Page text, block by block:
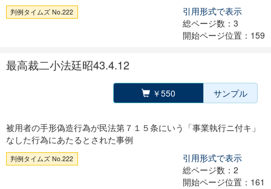
判例タイムズ No.222
引用形式で表示
総ページ数：3
開始ページ位置：159
最高裁二小法廷昭43.4.12
￥550 サンプル
被用者の手形偽造行為が民法第７１５条にいう「事業執行ニ付キ」
なした行為にあたるとされた事例
判例タイムズ No.222
引用形式で表示
総ページ数：2
開始ページ位置：161